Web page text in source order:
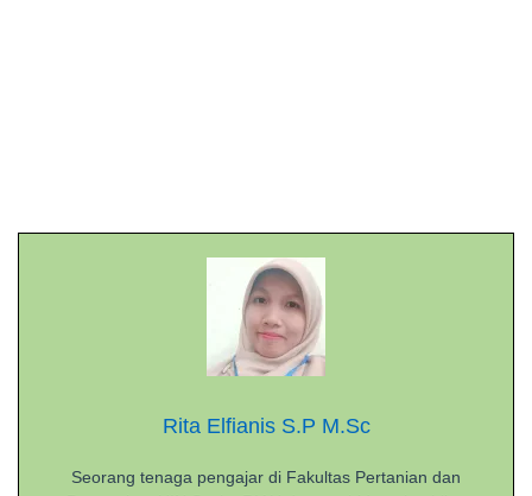
Rita Elfianis S.P M.Sc
Seorang tenaga pengajar di Fakultas Pertanian dan